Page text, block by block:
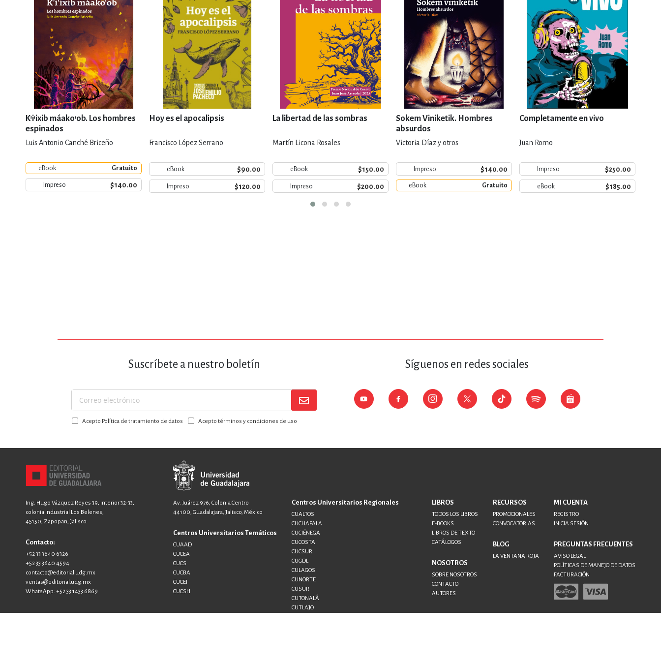
K'i'ixib máako'ob. Los hombres
espinados
Luis Antonio Canché Briceño
eBook Gratuito
Impreso $140.00
Hoy es el apocalipsis
Francisco López Serrano
eBook $90.00
Impreso $120.00
La libertad de las sombras
Martín Licona Rosales
eBook $150.00
Impreso $200.00
Sokem Viniketik. Hombres
absurdos
Victoria Díaz y otros
Impreso $140.00
eBook Gratuito
Completamente en vivo
Juan Romo
Impreso $250.00
eBook $185.00
Suscríbete a nuestro boletín
Suscríbase
a
nuestroAcepto Política de tratamiento de datos Acepto términos y condiciones de uso
Síguenos en redes sociales
Ing. Hugo Vázquez Reyes 39, interior 32-33,
colonia Industrial Los Belenes,
45150, Zapopan, Jalisco.
Contacto:
+52 33 3640 6326
+52 33 3640 4594
contacto@editorial.udg.mx
ventas@editorial.udg.mx
WhatsApp: +52 33 1433 6869
Av. Juárez 976, Colonia Centro
44100, Guadalajara, Jalisco, México
Centros Universitarios Temáticos
CUAAD
CUCEA
CUCS
CUCBA
CUCEI
CUCSH
Centros Universitarios Regionales
CUALTOS
CUCHAPALA
CUCIÉNEGA
CUCOSTA
CUCSUR
CUGDL
CULAGOS
CUNORTE
CUSUR
CUTONALÁ
CUTLAJO
LIBROS
TODOS LOS LIBROS
E-BOOKS
LIBROS DE TEXTO
CATÁLOGOS
NOSOTROS
SOBRE NOSOTROS
CONTACTO
AUTORES
RECURSOS
PROMOCIONALES
CONVOCATORIAS
BLOG
LA VENTANA ROJA
MI CUENTA
REGISTRO
INICIA SESIÓN
PREGUNTAS FRECUENTES
AVISO LEGAL
POLÍTICAS DE MANEJO DE DATOS
FACTURACIÓN